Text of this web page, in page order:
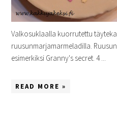
Valkosuklaalla kuorrutettu
ruusunmarjamarmeladilla.
esimerkiksi Granny's secret. 4 ...
READ MORE »